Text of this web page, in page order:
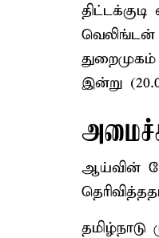
வெலிங்டன்
துறைமுகம்
இன்று
ஆய்வின்